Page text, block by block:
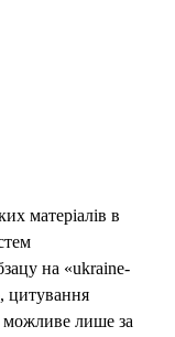
матеріалів в
на «ukraine-
цитування
можливе лише за